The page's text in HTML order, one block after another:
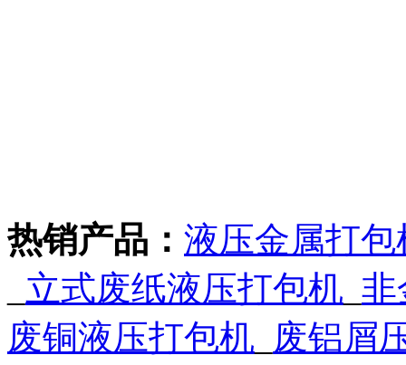
热销产品： 液压金属打包
立式废纸液压打包机 非
废铜液压打包机 废铝屑